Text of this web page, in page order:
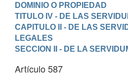
DOMINIO O PROPIEDAD
TITULO IV - DE LAS
CAPITULO II - DE LAS
LEGALES
SECCION II - DE LA
Artículo 587